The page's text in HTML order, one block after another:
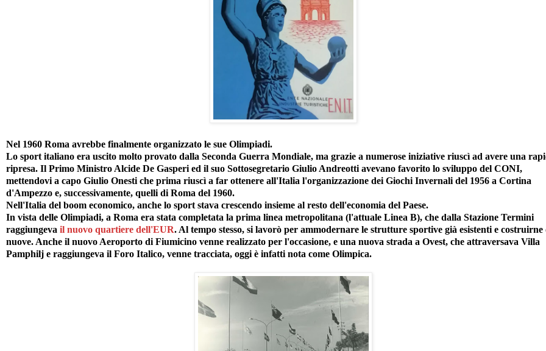
Nel 1960 Roma avrebbe finalmente organizzato le sue Olimpiadi.
Lo sport italiano era uscito molto provato dalla Seconda Guerra Mondiale, ma grazie a numerose iniziative riuscì ad avere una
ripresa. Il Primo Ministro Alcide De Gasperi ed il suo Sottosegretario Giulio Andreotti avevano favorito lo sviluppo del CONI,
mettendovi a capo Giulio Onesti che prima riuscì a far ottenere all'Italia l'organizzazione dei Giochi Invernali del 1956 a Cortina
d'Ampezzo e, successivamente, quelli di Roma del 1960.
Nell'Italia del boom economico, anche lo sport stava crescendo insieme al resto dell'economia del Paese.
In vista delle Olimpiadi, a Roma era stata completata la prima linea metropolitana (l'attuale Linea B), che dalla Stazione Termini
raggiungeva il nuovo quartiere dell'EUR. Al tempo stesso, si lavorò per ammodernare le strutture sportive già esistenti e costruirne
nuove. Anche il nuovo Aeroporto di Fiumicino venne realizzato per l'occasione, e una nuova strada a Ovest, che attraversava Villa
Pamphilj e raggiungeva il Foro Italico, venne tracciata, oggi è infatti nota come Olimpica.